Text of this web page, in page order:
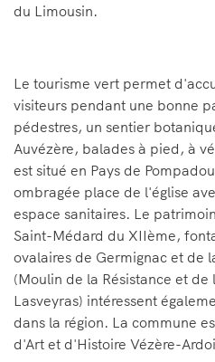
du Limousin.
Le tourisme vert permet
visiteurs pendant une bonne
pédestres, un sentier
Auvézère, balades à pied, à
est situé en Pays de
ombragée place de l'église
espace sanitaires. Le
Saint-Médard du XIIème,
ovalaires de Germignac et de
(Moulin de la Résistance et de
Lasveyras) intéressent
dans la région. La commune
d'Art et d'Histoire Vézère-